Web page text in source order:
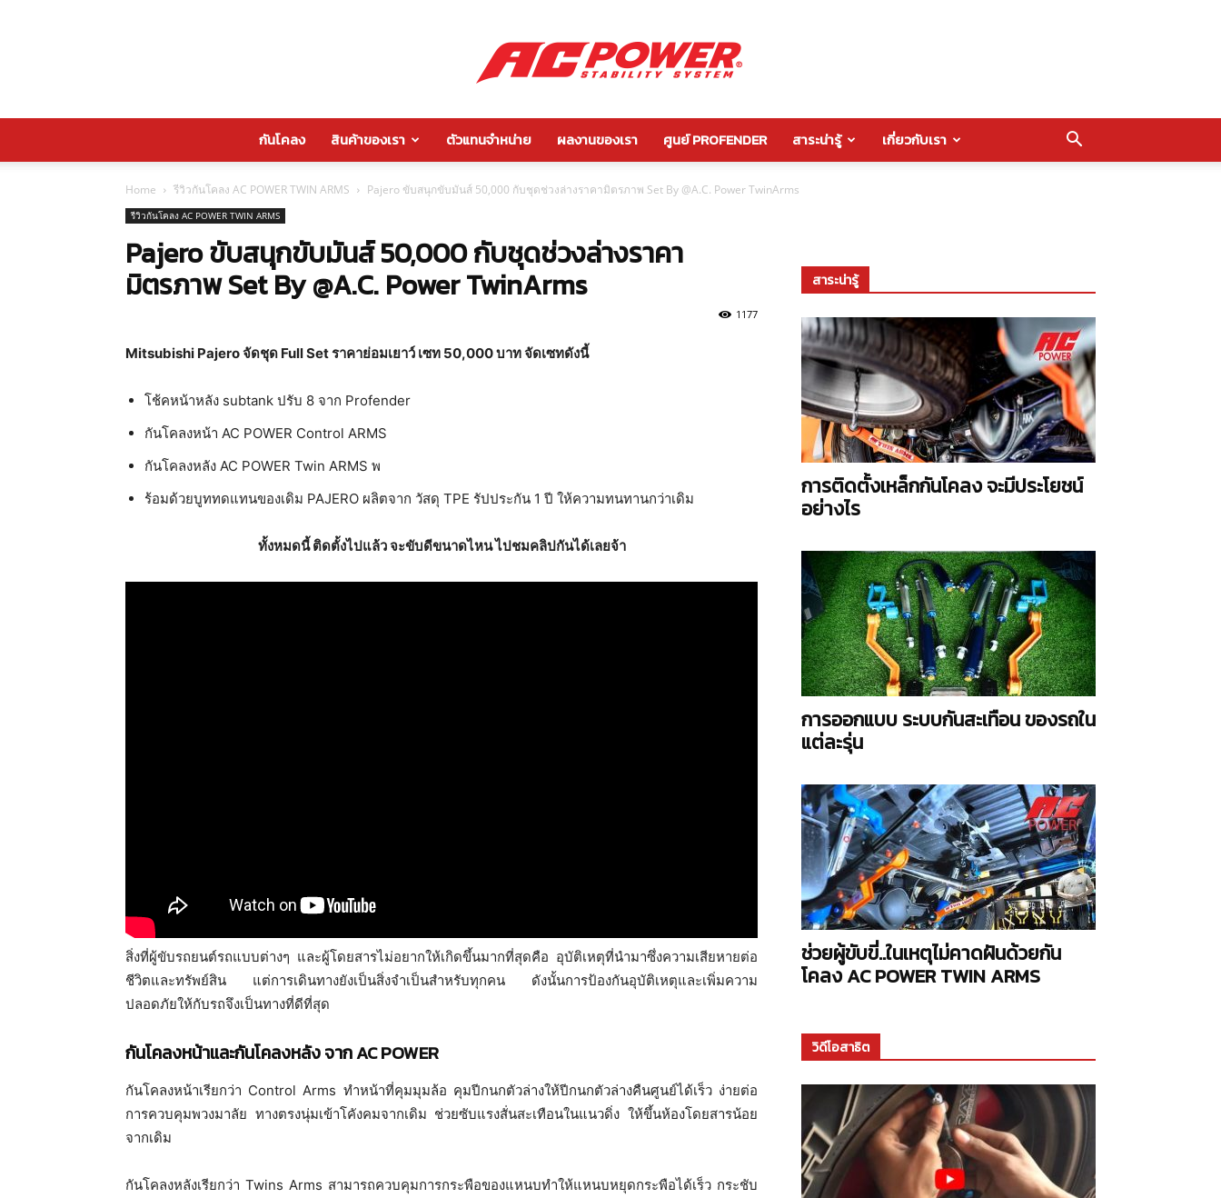
AC
กันโคลง สินค้าของเรา ตัวแทนจำหน่าย ผลงานของเรา ศูนย์ PROFENDER สาระน่ารู้ เกี่ยวกับเรา
Home รีวิวกันโคลง AC POWER TWIN ARMS Pajero ขับสนุกขับมันส์ 50,000 กับชุดช่วงล่างราคามิตรภาพ Set By @A.C. Power TwinArms
รีวิวกันโคลง AC POWER TWIN ARMS
Pajero ขับสนุกขับมันส์ 50,000 กับชุดช่วงล่างราคา
มิตรภาพ Set By @A.C. Power TwinArms
1177
Mitsubishi Pajero จัดชุด Full Set ราคาย่อมเยาว์ เซท 50,000 บาท จัดเซทดังนี้
โช้คหน้าหลัง subtank ปรับ 8 จาก Profender
กันโคลงหน้า AC POWER Control ARMS
กันโคลงหลัง AC POWER Twin ARMS พ
ร้อมด้วยบูททดแทนของเดิม PAJERO ผลิตจาก วัสดุ TPE รัปประกัน 1 ปี ให้ความทนทานกว่าเดิม
ทั้งหมดนี้ ติดตั้งไปแล้ว จะขับดีขนาดไหน ไปชมคลิปกันได้เลยจ้า
สิ่งที่ผู้ขับรถยนต์รถแบบต่างๆ และผู้โดยสารไม่อยากให้เกิดขึ้นมากที่สุดคือ อุบัติเหตุที่นำมาซึ่งความเสียหายต่อ
ชีวิตและทรัพย์สิน แต่การเดินทางยังเป็นสิ่งจำเป็นสำหรับทุกคน ดังนั้นการป้องกันอุบัติเหตุและเพิ่มความ
ปลอดภัยให้กับรถจึงเป็นทางที่ดีที่สุด
กันโคลงหน้าและกันโคลงหลัง จาก AC POWER
กันโคลงหน้าเรียกว่า Control Arms ทำหน้าที่คุมมุมล้อ คุมปีกนกตัวล่างให้ปีกนกตัวล่างคืนศูนย์ได้เร็ว ง่ายต่อ
การควบคุมพวงมาลัย ทางตรงนุ่มเข้าโคังคมจากเดิม ช่วยซับแรงสั่นสะเทือนในแนวดิ่ง ให้ขึ้นห้องโดยสารน้อย
จากเดิม
กันโคลงหลังเรียกว่า Twins Arms สามารถควบคุมการกระพือของแหนบทำให้แหนบหยุดกระพือได้เร็ว กระชับ
สาระน่ารู้
การติดตั้งเหล็กกันโคลง จะมีประโยชน์
อย่างไร
การออกแบบ ระบบกันสะเทือน ของรถใน
แต่ละรุ่น
ช่วยผู้ขับขี่..ในเหตุไม่คาดฝันด้วยกัน
โคลง AC POWER TWIN ARMS
วิดีโอสาธิต